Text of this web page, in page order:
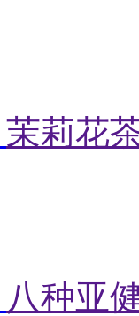
茉莉花
八种亚